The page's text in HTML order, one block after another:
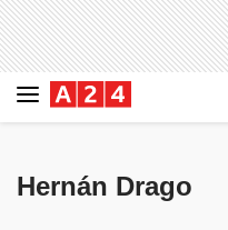
Hernán Drago